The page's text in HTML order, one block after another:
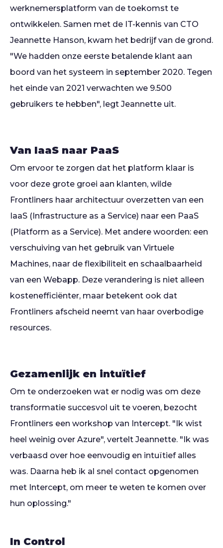
werknemersplatform van de toekomst te
ontwikkelen. Samen met de IT-kennis van CTO
Jeannette Hanson, kwam het bedrijf van de grond.
"We hadden onze eerste betalende klant aan
boord van het systeem in september 2020. Tegen
het einde van 2021 verwachten we 9.500
gebruikers te hebben", legt Jeannette uit.
Van IaaS naar PaaS
Om ervoor te zorgen dat het platform klaar is
voor deze grote groei aan klanten, wilde
Frontliners haar architectuur overzetten van een
IaaS (Infrastructure as a Service) naar een PaaS
(Platform as a Service). Met andere woorden: een
verschuiving van het gebruik van Virtuele
Machines, naar de flexibiliteit en schaalbaarheid
van een Webapp. Deze verandering is niet alleen
kostenefficiënter, maar betekent ook dat
Frontliners afscheid neemt van haar overbodige
resources.
Gezamenlijk en intuïtief
Om te onderzoeken wat er nodig was om deze
transformatie succesvol uit te voeren, bezocht
Frontliners een workshop van Intercept. "Ik wist
heel weinig over Azure", vertelt Jeannette. "Ik was
verbaasd over hoe eenvoudig en intuïtief alles
was. Daarna heb ik al snel contact opgenomen
met Intercept, om meer te weten te komen over
hun oplossing."
In Control